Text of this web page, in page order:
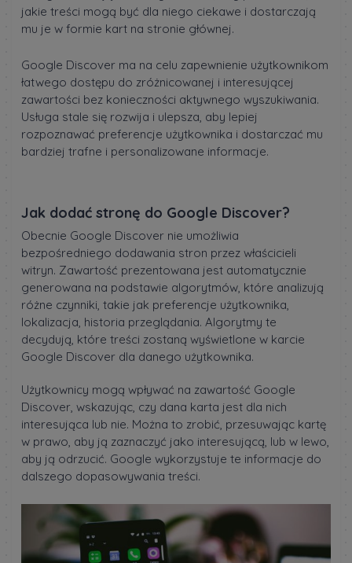
jakie treści mogą być dla niego ciekawe i dostarczają
mu je w formie kart na stronie głównej.
Google Discover ma na celu zapewnienie użytkownikom
łatwego dostępu do zróżnicowanej i interesującej
zawartości bez konieczności aktywnego wyszukiwania.
Usługa stale się rozwija i ulepsza, aby lepiej
rozpoznawać preferencje użytkownika i dostarczać mu
bardziej trafne i personalizowane informacje.
Jak dodać stronę do Google Discover?
Obecnie Google Discover nie umożliwia
bezpośredniego dodawania stron przez właścicieli
witryn. Zawartość prezentowana jest automatycznie
generowana na podstawie algorytmów, które analizują
różne czynniki, takie jak preferencje użytkownika,
lokalizacja, historia przeglądania. Algorytmy te
decydują, które treści zostaną wyświetlone w karcie
Google Discover dla danego użytkownika.
Użytkownicy mogą wpływać na zawartość Google
Discover, wskazując, czy dana karta jest dla nich
interesująca lub nie. Można to zrobić, przesuwając kartę
w prawo, aby ją zaznaczyć jako interesującą, lub w lewo,
aby ją odrzucić. Google wykorzystuje te informacje do
dalszego dopasowywania treści.